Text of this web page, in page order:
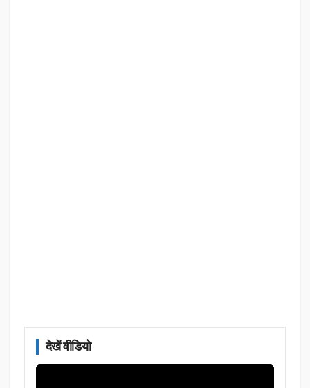
देखें वीडियो